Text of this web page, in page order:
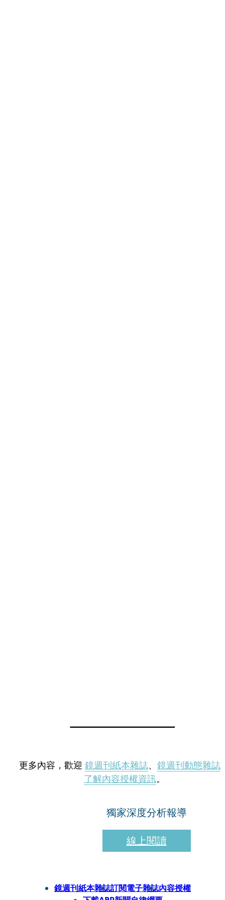
更多內容，歡迎 鏡週刊紙本雜誌、 鏡週刊動態雜誌
了解內容授權資訊。
獨家深度分析報導
線上閱讀
鏡週刊紙本雜誌訂閱電子雜誌內容授權